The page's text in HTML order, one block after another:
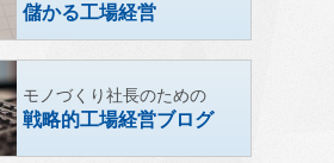
儲かる工場経営
モノづくり社長のための
戦略的工場経営ブログ